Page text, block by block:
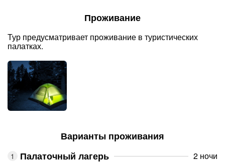
Проживание
Тур предусматривает проживание в туристических
палатках.
Варианты проживания
Палаточный лагерь
2 ночи